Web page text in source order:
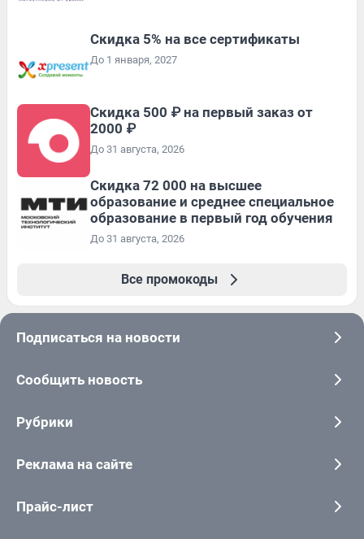
Скидка 5% на все сертификаты
До 1 января, 2027
Скидка 500 ₽ на первый заказ от
2000 ₽
До 31 августа, 2026
Скидка 72 000 на высшее
образование и среднее специальное
образование в первый год обучения
До 31 августа, 2026
Все промокоды
Подписаться на новости
Сообщить новость
Рубрики
Реклама на сайте
Прайс-лист